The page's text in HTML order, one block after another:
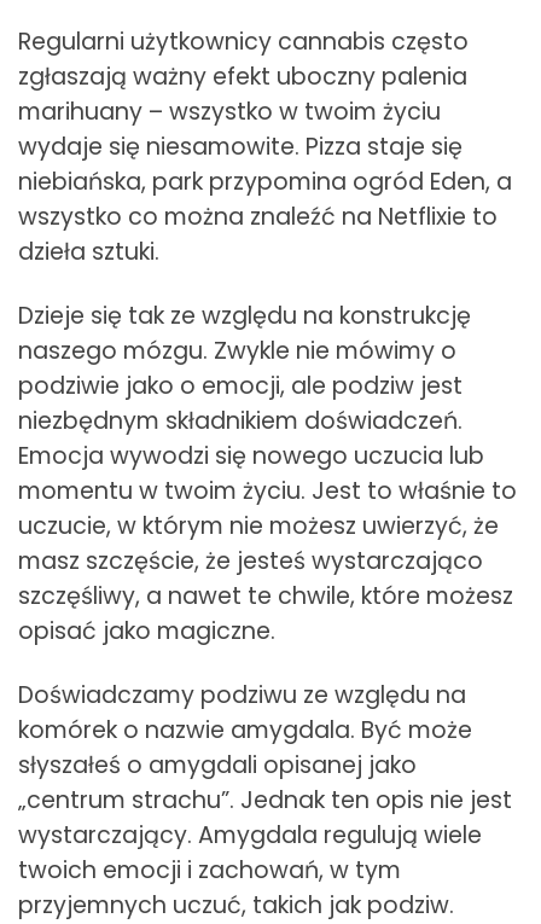
Regularni użytkownicy cannabis często
zgłaszają ważny efekt uboczny palenia
marihuany – wszystko w twoim życiu
wydaje się niesamowite. Pizza staje się
niebiańska, park przypomina ogród Eden, a
wszystko co można znaleźć na Netflixie to
dzieła sztuki.
Dzieje się tak ze względu na konstrukcję
naszego mózgu. Zwykle nie mówimy o
podziwie jako o emocji, ale podziw jest
niezbędnym składnikiem doświadczeń.
Emocja wywodzi się nowego uczucia lub
momentu w twoim życiu. Jest to właśnie to
uczucie, w którym nie możesz uwierzyć, że
masz szczęście, że jesteś wystarczająco
szczęśliwy, a nawet te chwile, które możesz
opisać jako magiczne.
Doświadczamy podziwu ze względu na
komórek o nazwie amygdala. Być może
słyszałeś o amygdali opisanej jako
„centrum strachu”. Jednak ten opis nie jest
wystarczający. Amygdala regulują wiele
twoich emocji i zachowań, w tym
przyjemnych uczuć, takich jak podziw.